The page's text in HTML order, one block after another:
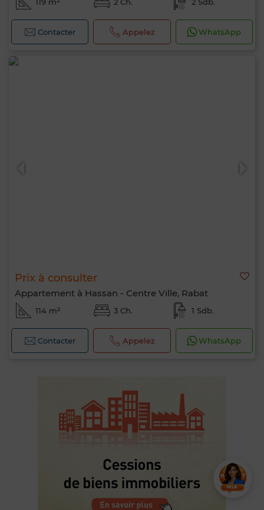
Contacter Appelez WhatsApp
Prix à consulter
Appartement à Hassan - Centre Ville, Rabat
114 m² 3 Ch. 1 Sdb.
Contacter Appelez WhatsApp